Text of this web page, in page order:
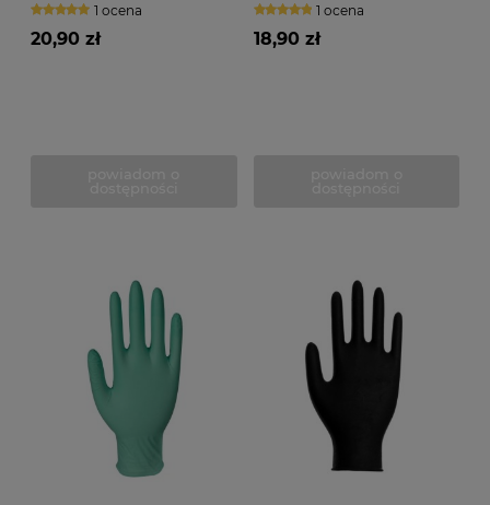
niebieskie1 ocena
20,90 zł
1 ocena
18,90 zł